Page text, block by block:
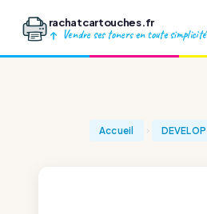
rachatcartouches.fr
Vendre ses toners en toute simplicité
Accueil DEVELOP